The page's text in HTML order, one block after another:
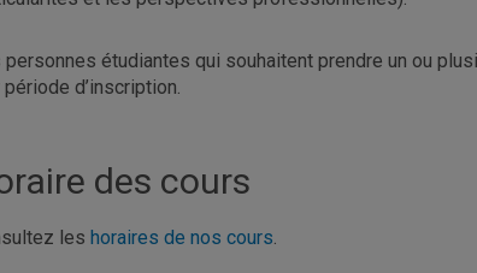
personnes étudiantes qui souhaitent prendre un ou
période d’inscription.
des cours
les horaires de nos cours.